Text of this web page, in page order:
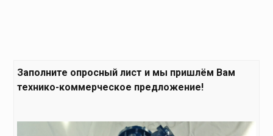
Заполните опросный лист и мы пришлём Вам
технико-коммерческое предложение!